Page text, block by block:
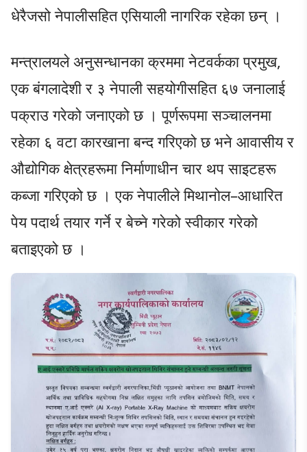
धेरैजसो नेपालीसहित एसियाली नागरिक रहेका छन् ।
मन्त्रालयले अनुसन्धानका क्रममा नेटवर्कका प्रमुख,
एक बंगलादेशी र ३ नेपाली सहयोगीसहित ६७ जनालाई
पक्राउ गरेको जनाएको छ । पूर्णरूपमा सञ्चालनमा
रहेका ६ वटा कारखाना बन्द गरिएको छ भने आवासीय र
औद्योगिक क्षेत्रहरूमा निर्माणाधीन चार थप साइटहरू
कब्जा गरिएको छ । एक नेपालीले मिथानोल–आधारित
पेय पदार्थ तयार गर्ने र बेच्ने गरेको स्वीकार गरेको
बताइएको छ ।